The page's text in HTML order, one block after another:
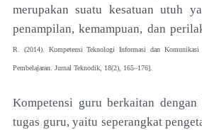
merupakan suatu kesatuan utuh
penampilan,kemampuan, dan
R. (2014). Kompetensi Teknologi Informasi dan Komunikasi
Pembelajaran. Jurnal Teknodik, 18(2), 165–176].
Kompetensi guru berkaitan
tugas guru, yaitu seperangkat